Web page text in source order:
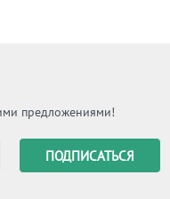
предложениями!